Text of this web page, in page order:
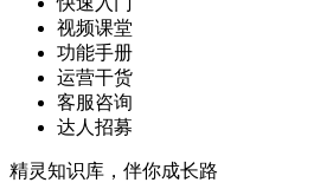
视频课堂
功能手册
运营干货
客服咨询
达人招募
精灵知识库，伴你成长路